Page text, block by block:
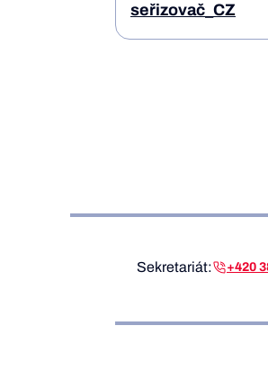
seřizovač_CZ
Sekretariát: +420